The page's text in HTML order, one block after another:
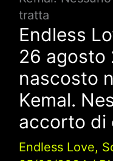
tratta
Endless
26 agosto
nascosto
Kemal.
accorto di
Endless Love,